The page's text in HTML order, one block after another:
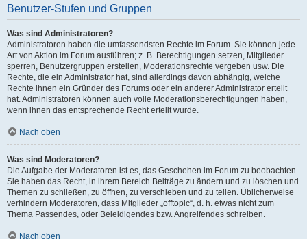
Benutzer-Stufen und Gruppen
Was sind Administratoren?
Administratoren haben die umfassendsten Rechte im Forum. Sie können jede
Art von Aktion im Forum ausführen; z. B. Berechtigungen setzen, Mitglieder
sperren, Benutzergruppen erstellen, Moderationsrechte vergeben usw. Die
Rechte, die ein Administrator hat, sind allerdings davon abhängig, welche
Rechte ihnen ein Gründer des Forums oder ein anderer Administrator erteilt
hat. Administratoren können auch volle Moderationsberechtigungen haben,
wenn ihnen das entsprechende Recht erteilt wurde.
Nach oben
Was sind Moderatoren?
Die Aufgabe der Moderatoren ist es, das Geschehen im Forum zu beobachten.
Sie haben das Recht, in ihrem Bereich Beiträge zu ändern und zu löschen und
Themen zu schließen, zu öffnen, zu verschieben und zu teilen. Üblicherweise
verhindern Moderatoren, dass Mitglieder „offtopic“, d. h. etwas nicht zum
Thema Passendes, oder Beleidigendes bzw. Angreifendes schreiben.
Nach oben